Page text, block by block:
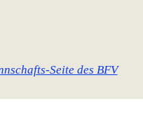
Seite des BFV